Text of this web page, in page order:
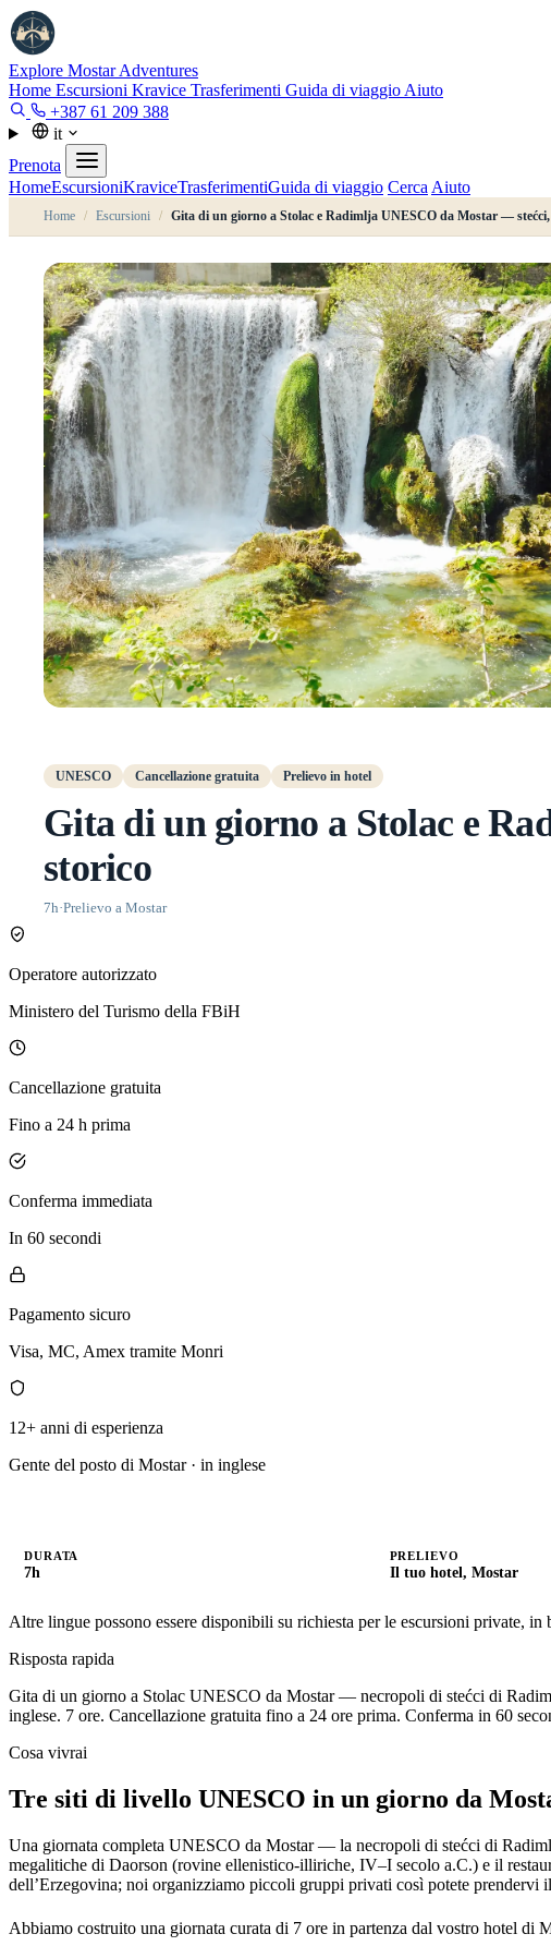
Explore MostarAdventures
Home Escursioni Kravice Trasferimenti Guida di viaggio Aiuto
+387 61 209 388
it
Prenota
HomeEscursioniKraviceTrasferimentiGuida di viaggio Cerca Aiuto
Home / Escursioni / Gita di un giorno a Stolac e Radimlja UNESCO da Mostar —
UNESCO Cancellazione gratuita Prelievo in hotel
Gita di un giorno a Stolac e
storico
7h·Prelievo a Mostar
Operatore autorizzato
Ministero del Turismo della FBiH
Cancellazione gratuita
Fino a 24 h prima
Conferma immediata
In 60 secondi
Pagamento sicuro
Visa, MC, Amex tramite Monri
12+ anni di esperienza
Gente del posto di Mostar · in inglese
DURATA
7h
PRELIEVO
Il tuo hotel, Mostar
Altre lingue possono essere disponibili su richiesta per le escursioni private,
Risposta rapida
Gita di un giorno a Stolac UNESCO da Mostar — necropoli di stećci di
inglese. 7 ore. Cancellazione gratuita fino a 24 ore prima. Conferma in 60
Cosa vivrai
Tre siti di livello UNESCO in un giorno da
Una giornata completa UNESCO da Mostar — la necropoli di stećci di
megalitiche di Daorson (rovine ellenistico-illiriche, IV–I secolo a.C.) e il
dell’Erzegovina; noi organizziamo piccoli gruppi privati così potete prendervi
Abbiamo costruito una giornata curata di 7 ore in partenza dal vostro hotel di